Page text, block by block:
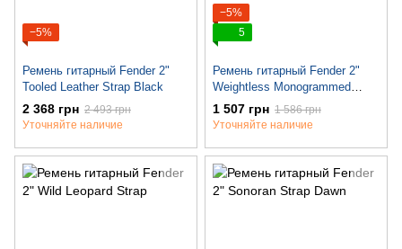
−5%
Ремень гитарный Fender 2"
Tooled Leather Strap Black
2 368 грн 2 493 грн
Уточняйте наличие
−5%
5
Ремень гитарный Fender 2"
Weightless Monogrammed
Black/Yellow/Brown
1 507 грн 1 586 грн
Уточняйте наличие